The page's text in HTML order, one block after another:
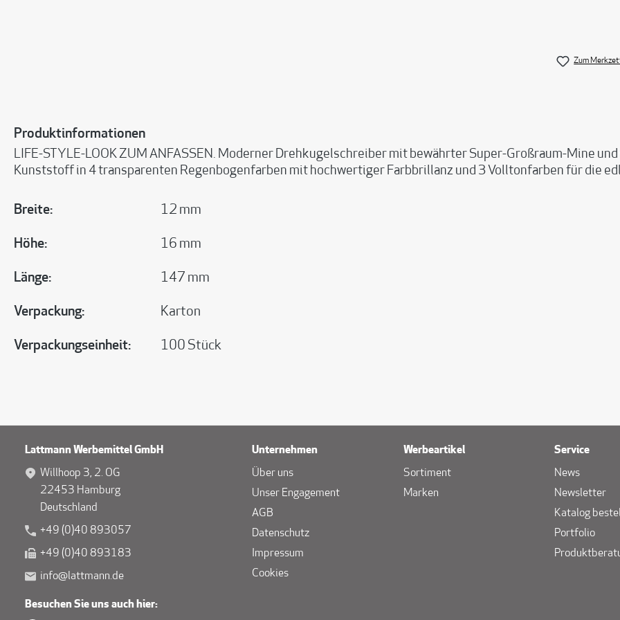
Zum
Produktinformationen
LIFE-STYLE-LOOK ZUM ANFASSEN. Moderner Drehkugelschreiber mit bewährter Super-Großraum-Mine
Kunststoff in 4 transparenten Regenbogenfarben mit hochwertiger Farbbrillanz und 3 Volltonfarben für die
Breite: 12 mm
Höhe: 16 mm
Länge: 147 mm
Verpackung: Karton
Verpackungseinheit: 100 Stück
Lattmann Werbemittel GmbH
Willhoop 3, 2. OG
22453 Hamburg
Deutschland
+49 (0)40 893057
+49 (0)40 893183
info@lattmann.de
Besuchen Sie uns auch hier:
Unternehmen
Über uns
Unser Engagement
AGB
Datenschutz
Impressum
Cookies
Werbeartikel
Sortiment
Marken
Service
News
Newsletter
Katalog
Portfolio